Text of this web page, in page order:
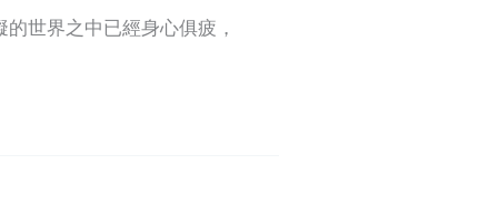
世界之中已經身心俱疲，